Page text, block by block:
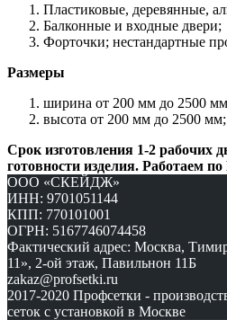
Пластиковые, деревянные,
Балконные и входные двери;
Форточки; нестандартные
Размеры
ширина от 200 мм до 2500
высота от 200 мм до 2500 мм;
Срок изготовления 1-2
готовности изделия. Работаем
ООО «СКЕЙДЖ»
ИНН: 9701051144
КПП: 770101001
ОГРН: 5167746074458
Фактический адрес: Москва,
11», 2-ой этаж, Павильнон 11Б
zakaz@profsetki.ru
2017-2020 Профсетки -
сеток с установкой в Москве